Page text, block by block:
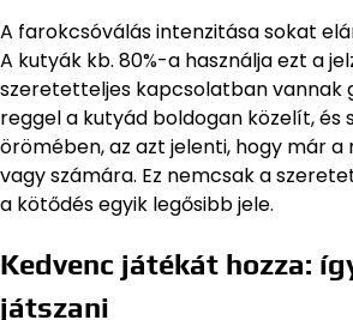
A farokcsóválás intenzitása sokat
A kutyák kb. 80%-a használja ezt a
szeretetteljes kapcsolatban vannak
reggel a kutyád boldogan közelít, és
örömében, az azt jelenti, hogy már
vagy számára. Ez nemcsak a
a kötődés egyik legősibb jele.
Kedvenc játékát hozza:
játszani